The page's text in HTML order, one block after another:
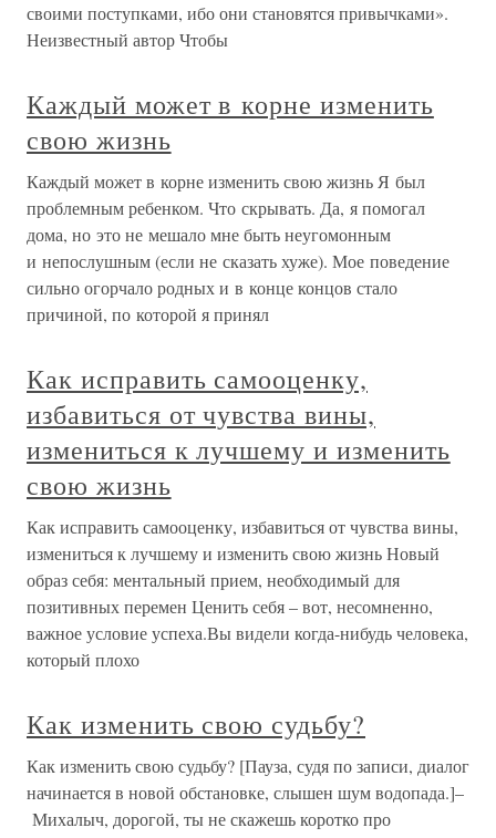
своими поступками, ибо они становятся привычками».
Неизвестный автор Чтобы
Каждый может в корне изменить
свою жизнь
Каждый может в корне изменить свою жизнь Я был
проблемным ребенком. Что скрывать. Да, я помогал
дома, но это не мешало мне быть неугомонным
и непослушным (если не сказать хуже). Мое поведение
сильно огорчало родных и в конце концов стало
причиной, по которой я принял
Как исправить самооценку,
избавиться от чувства вины,
измениться к лучшему и изменить
свою жизнь
Как исправить самооценку, избавиться от чувства вины,
измениться к лучшему и изменить свою жизнь Новый
образ себя: ментальный прием, необходимый для
позитивных перемен Ценить себя – вот, несомненно,
важное условие успеха.Вы видели когда-нибудь человека,
который плохо
Как изменить свою судьбу?
Как изменить свою судьбу? [Пауза, судя по записи, диалог
начинается в новой обстановке, слышен шум водопада.]–
Михалыч, дорогой, ты не скажешь коротко про